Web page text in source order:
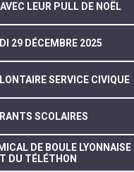
LEUR PULL DE NOËL
29 DÉCEMBRE 2025
SERVICE CIVIQUE
SCOLAIRES
DE BOULE LYONNAISE
DU TÉLÉTHON